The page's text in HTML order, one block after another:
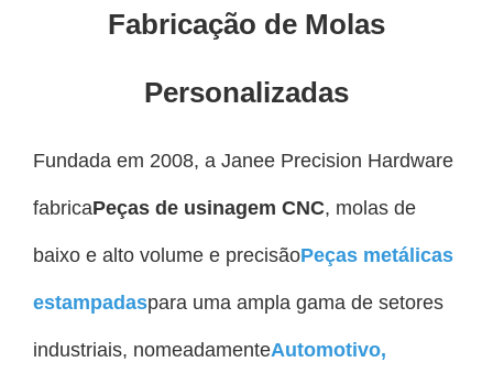
Fabricação de Molas
Personalizadas
Fundada em 2008, a Janee Precision Hardware
fabricaPeças de usinagem CNC, molas de
baixo e alto volume e precisãoPeças metálicas
estampadaspara uma ampla gama de setores
industriais, nomeadamenteAutomotivo,